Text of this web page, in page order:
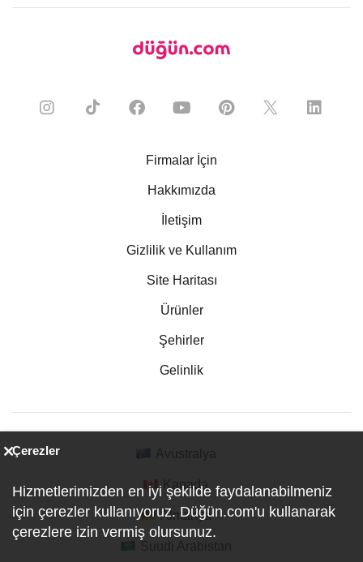
Firmalar İçin
Hakkımızda
İletişim
Gizlilik ve Kullanım
Site Haritası
Ürünler
Şehirler
Gelinlik
Kanada
Almanya
Çerezler
Hizmetlerimizden en iyi şekilde faydalanabilmeniz
için çerezler kullanıyoruz. Düğün.com'u kullanarak
çerezlere izin vermiş olursunuz.